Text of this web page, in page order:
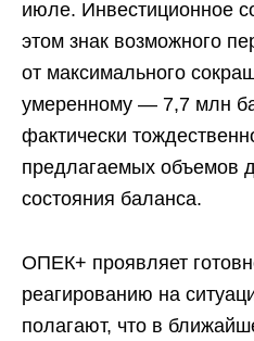
июле. Инвестиционное
этом знак возможного
от максимального
умеренному — 7,7 млн
фактически
предлагаемых объемов
состояния баланса.
ОПЕК+ проявляет
реагированию на
полагают, что в